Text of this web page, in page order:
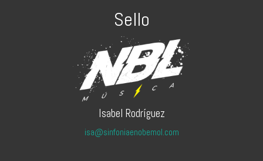
Sello
Isabel Rodríguez
isa@sinfoniaenobemol.com